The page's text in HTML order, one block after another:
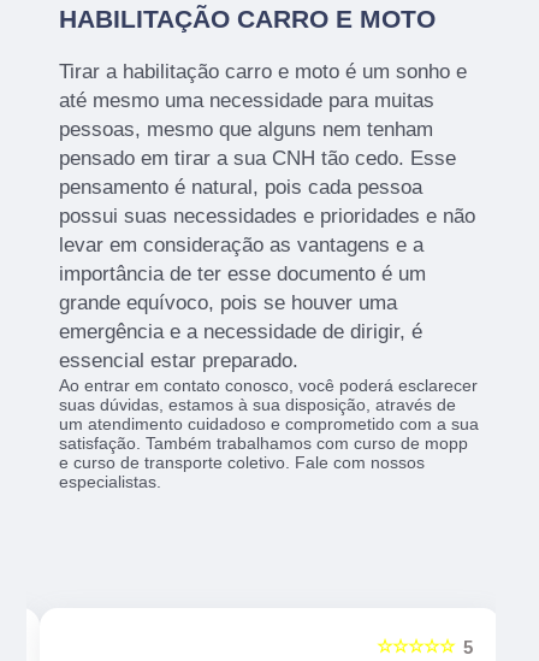
HABILITAÇÃO CARRO E MOTO
Tirar a habilitação carro e moto é um sonho e
até mesmo uma necessidade para muitas
pessoas, mesmo que alguns nem tenham
pensado em tirar a sua CNH tão cedo. Esse
pensamento é natural, pois cada pessoa
possui suas necessidades e prioridades e não
levar em consideração as vantagens e a
importância de ter esse documento é um
grande equívoco, pois se houver uma
emergência e a necessidade de dirigir, é
essencial estar preparado.
Ao entrar em contato conosco, você poderá esclarecer
suas dúvidas, estamos à sua disposição, através de
um atendimento cuidadoso e comprometido com a sua
satisfação. Também trabalhamos com curso de mopp
e curso de transporte coletivo. Fale com nossos
especialistas.
5
☆☆☆☆☆